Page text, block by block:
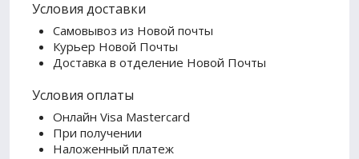
Условия доставки
Самовывоз из Новой почты
Курьер Новой Почты
Доставка в отделение Новой Почты
Условия оплаты
Онлайн Visa Mastercard
При получении
Наложенный платеж